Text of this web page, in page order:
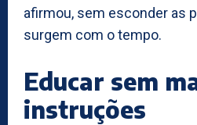
afirmou, sem esconder as
surgem com o tempo.
Educar sem
instruções